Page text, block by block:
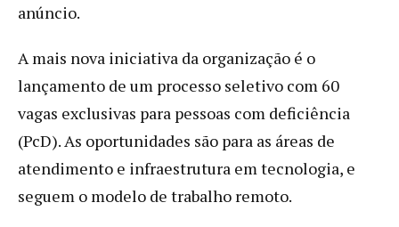
anúncio.
A mais nova iniciativa da organização é o
lançamento de um processo seletivo com 60
vagas exclusivas para pessoas com deficiência
(PcD). As oportunidades são para as áreas de
atendimento e infraestrutura em tecnologia, e
seguem o modelo de trabalho remoto.